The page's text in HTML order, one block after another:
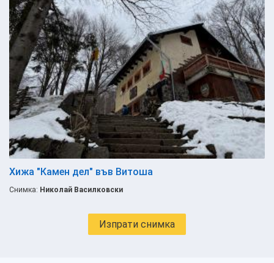
Хижа "Камен дел" във Витоша
Снимка: Николай Василковски
Изпрати снимка